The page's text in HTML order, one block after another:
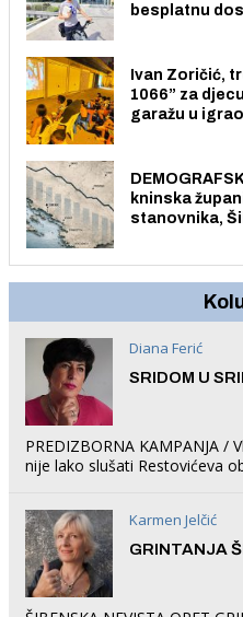
besplatnu
Ivan Zoričić,
1066” za
garažu u
kninska
stanovnika,
Diana Ferić
SRIDOM U
PREDIZBORNA KAMPANJA /
nije lako slušati Restovićeva
Karmen Jelčić
GRINTANJA